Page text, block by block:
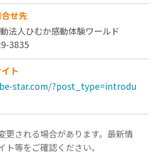
せ先
法人ひむか感動体験ワールド
3835
ト
star.com/?post_type=introdu
更される場合があります。最新情
ト等をご確認ください。